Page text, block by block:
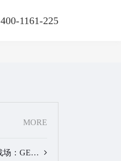
400-1161-225
MORE
AI答案时代的品牌新战场：GEO公司选型逻辑与实战观察…